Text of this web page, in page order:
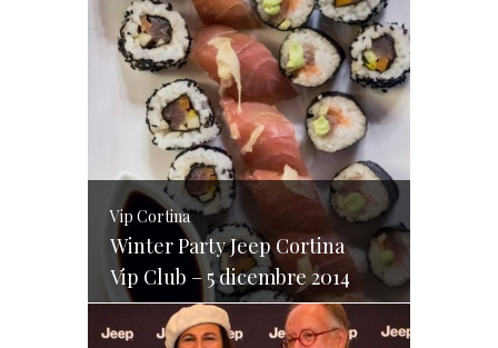
Vip Cortina
Winter Party Jeep Cortina
Vip Club – 5 dicembre 2014